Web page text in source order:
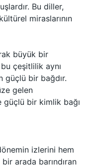
Bu diller,
miraslarının
büyük bir
çeşitlilik aynı
güçlü bir bağdır.
gelen
bir kimlik bağı
izlerini hem
arada barındıran